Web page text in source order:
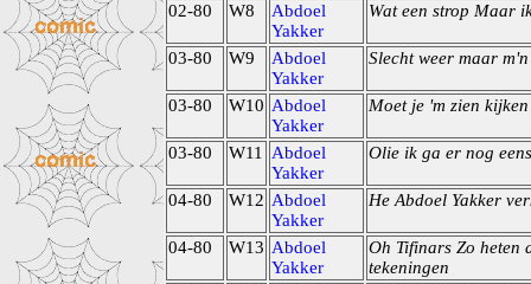
02-80 W8
Abdoel
Yakker
Wat een strop Maar
03-80 W9
Abdoel
Yakker
Slecht weer maar
03-80 W10 Abdoel
Yakker
Moet je 'm zien kijken
03-80 W11
Abdoel
Yakker
Olie ik ga er nog eens
04-80 W12 Abdoel
Yakker
He Abdoel Yakker
04-80 W13 Abdoel
Yakker
Oh Tifinars Zo heten
tekeningen